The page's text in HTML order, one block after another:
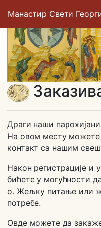
Манастир Свети
Драги наши парохијани,
На овом месту
контакт са нашим
Након регистрације и
бићете у могућности
о. Жељку питање или
потребе.
Овде можете да